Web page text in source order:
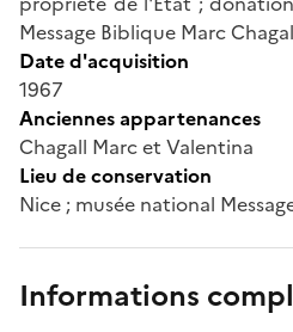
Message Biblique Marc
Date d'acquisition
1967
Anciennes appartenances
Chagall Marc et Valentina
Lieu de conservation
Nice ; musée national
Informations